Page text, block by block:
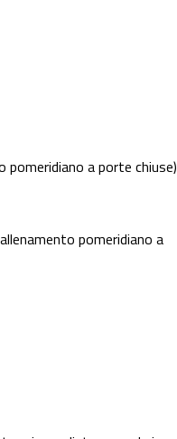
a porte chiuse)
pomeridiano a